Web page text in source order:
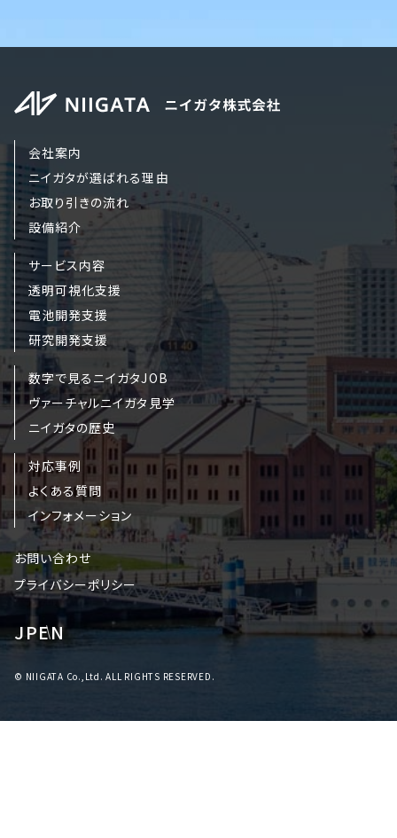
会社案内
ニイガタが選ばれる理由
お取り引きの流れ
設備紹介
サービス内容
透明可視化支援
電池開発支援
研究開発支援
数字で見るニイガタJOB
ヴァーチャルニイガタ見学
ニイガタの歴史
対応事例
よくある質問
インフォメーション
お問い合わせ
プライバシーポリシー
JPEN
© NIIGATA Co.,Ltd. ALL RIGHTS RESERVED.